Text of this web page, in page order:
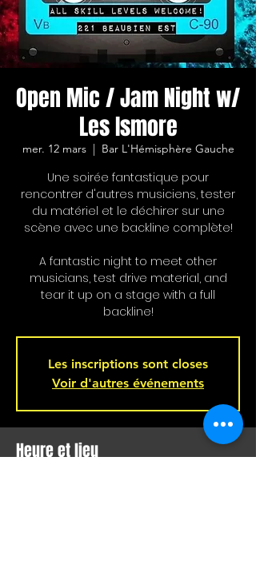
Open Mic / Jam Night w/
Les Ismore
mer. 12 mars
  |
Bar L'Hémisphère Gauche
Une soirée fantastique pour
rencontrer d'autres musiciens, tester
du matériel et le déchirer sur une
scène avec une backline complète!
A fantastic night to meet other
musicians, test drive material, and
tear it up on a stage with a full
backline!
Les inscriptions sont closes
Voir d'autres événements
Heure et lieu